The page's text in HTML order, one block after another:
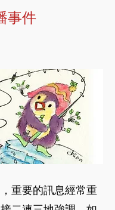
事件
重要的訊息經常重